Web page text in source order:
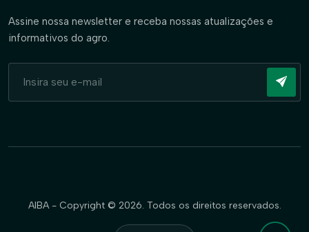
Assine nossa newsletter e receba nossas atualizações e
informativos do agro.
AIBA - Copyright © 2026. Todos os direitos reservados.